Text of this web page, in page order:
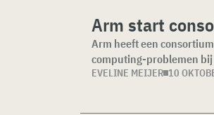
Arm start
Arm heeft een
computing-problemen
EVELINE MEIJER 10